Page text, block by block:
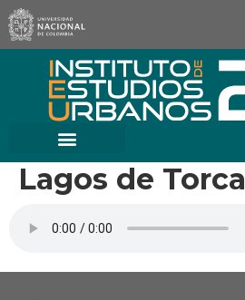
Lagos de Torca